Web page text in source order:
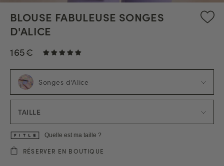
BLOUSE FABULEUSE SONGES
D'ALICE
165€
Songes d'Alice
TAILLE
Quelle est ma taille ?
RÉSERVER EN BOUTIQUE